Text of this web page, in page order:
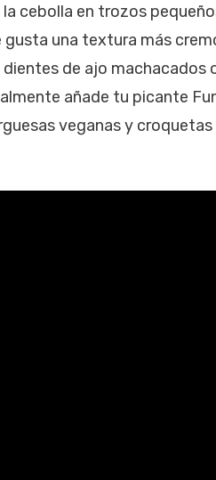
cebolla en trozos
gusta una textura más
de ajo machacados
añade tu picante
veganas y croquetas